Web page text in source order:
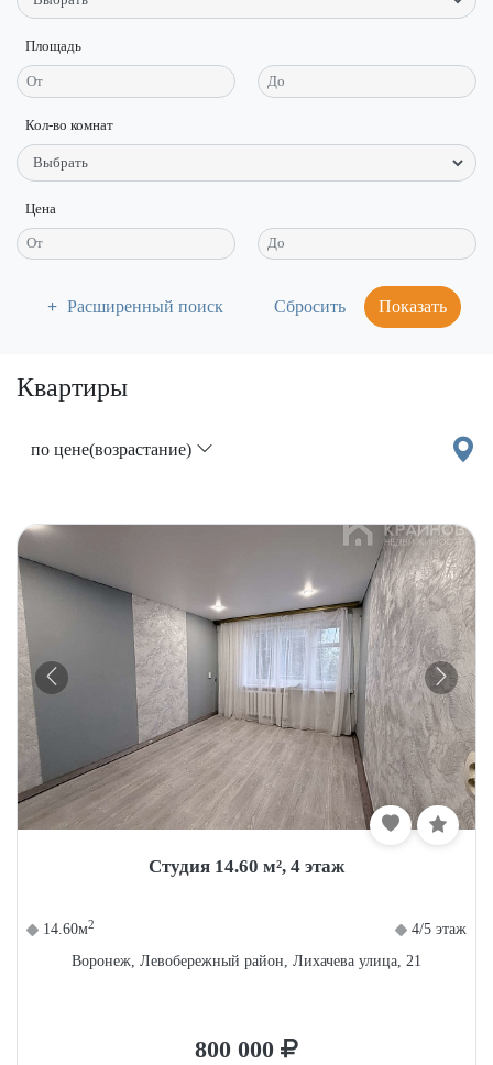
Площадь
Кол-во комнат
Цена
Расширенный поиск Показать
Квартиры
по цене(возрастание)
Студия 14.60 м², 4 этаж
14.60м2
4/5 этаж
Воронеж, Левобережный район, Лихачева улица, 21
800 000